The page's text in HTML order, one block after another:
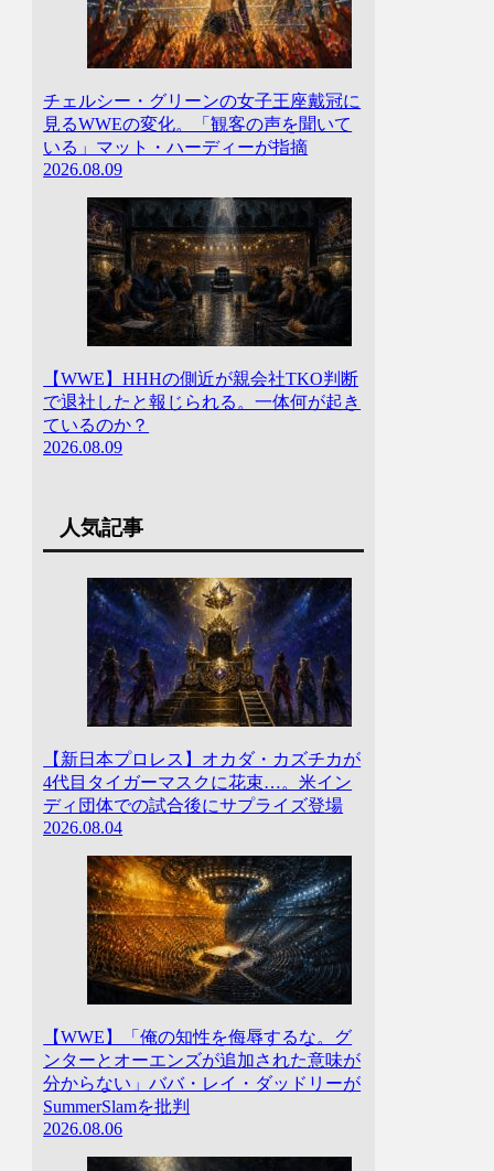
チェルシー・グリーンの女子王座戴冠に
見るWWEの変化。「観客の声を聞いて
いる」マット・ハーディーが指摘
2026.08.09
【WWE】HHHの側近が親会社TKO判断
で退社したと報じられる。一体何が起き
ているのか？
2026.08.09
人気記事
【新日本プロレス】オカダ・カズチカが
4代目タイガーマスクに花束…。米イン
ディ団体での試合後にサプライズ登場
2026.08.04
【WWE】「俺の知性を侮辱するな。グ
ンターとオーエンズが追加された意味が
分からない」ババ・レイ・ダッドリーが
SummerSlamを批判
2026.08.06